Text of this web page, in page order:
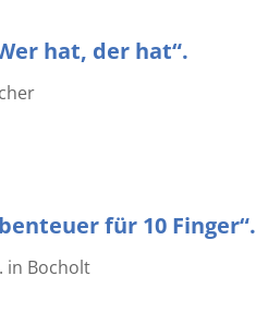
hat, der hat“.
für 10 Finger“.
in Bocholt